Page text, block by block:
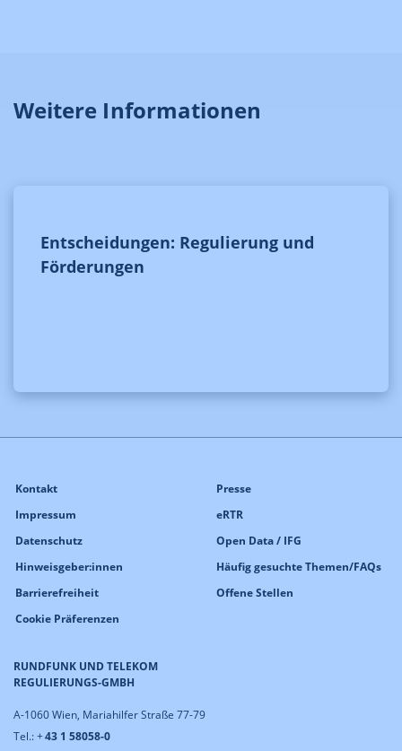
Weitere Informationen
Entscheidungen: Regulierung und
Förderungen
RUNDFUNK UND TELEKOM
REGULIERUNGS-GMBH
A-1060 Wien, Mariahilfer Straße 77-79
Tel.: +43 1 58058-0
Kontakt
Impressum
Datenschutz
Hinweisgeber:innen
Barrierefreiheit
Cookie Präferenzen
Presse
eRTR
Open Data / IFG
Häufig gesuchte Themen/FAQs
Offene Stellen